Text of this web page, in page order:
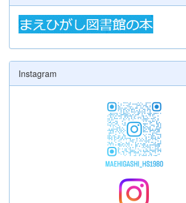
Instagram